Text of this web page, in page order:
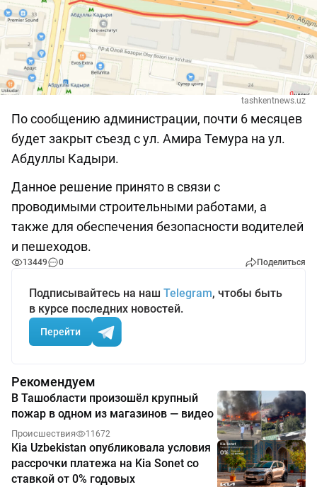
tashkentnews.uz
По сообщению администрации, почти 6 месяцев
будет закрыт съезд с ул. Амира Темура на ул.
Абдуллы Кадыри.
Данное решение принято в связи с
проводимыми строительными работами, а
также для обеспечения безопасности водителей
и пешеходов.
13449 0 Поделиться
Подписывайтесь на наш Telegram, чтобы быть
в курсе последних новостей.
Перейти
Рекомендуем
В Ташобласти произошёл крупный
пожар в одном из магазинов — видео
Происшествия 11672
Kia Uzbekistan опубликовала условия
рассрочки платежа на Kia Sonet со
ставкой от 0% годовых